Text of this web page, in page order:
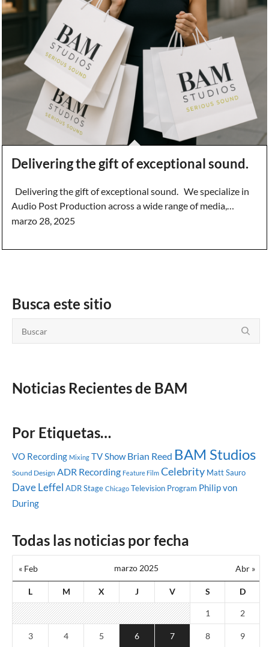
Delivering the gift of exceptional sound.
Delivering the gift of exceptional sound. We specialize in
Audio Post Production across a wide range of media,…
marzo 28, 2025
Busca este sitio
Noticias Recientes de BAM
Por Etiquetas…
VO Recording Mixing TV Show Brian Reed BAM Studios
Sound Design ADR Recording Feature Film Celebrity Matt Sauro
Dave Leffel ADR Stage Chicago Television Program Philip von
During
Todas las noticias por fecha
marzo 2025
L M X J V S D
« Feb Abr »
1 2
3 4 5 6 7 8 9